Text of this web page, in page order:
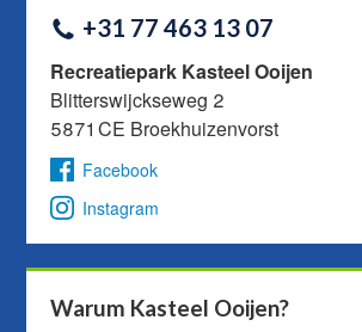
+31 77 463 13 07
Recreatiepark Kasteel Ooijen
Blitterswijckseweg 2
5871 CE Broekhuizenvorst
Facebook
Instagram
Warum Kasteel Ooijen?